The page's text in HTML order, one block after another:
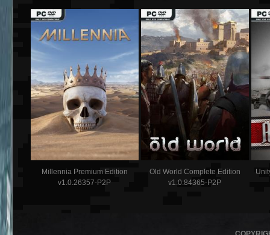
Millennia Premium Edition
v1.0.26357-P2P
Old World Complete Edition
v1.0.84365-P2P